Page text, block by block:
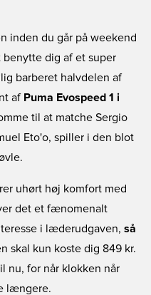
inden du går på weekend
benytte dig af et super
barberet halvdelen af
af Puma Evospeed 1 i
til at matche Sergio
Eto'o, spiller i den blot
uhørt høj komfort med
det et fænomenalt
i læderudgaven, så
skal kun koste dig 849 kr.
nu, for når klokken når
længere.